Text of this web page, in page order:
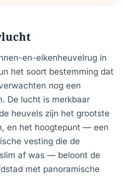
en-eikenheuvelrug in
het soort bestemming dat
nog een
De lucht is merkbaar
heuvels zijn het grootste
en het hoogtepunt — een
vesting die de
af was — beloont de
met panoramische